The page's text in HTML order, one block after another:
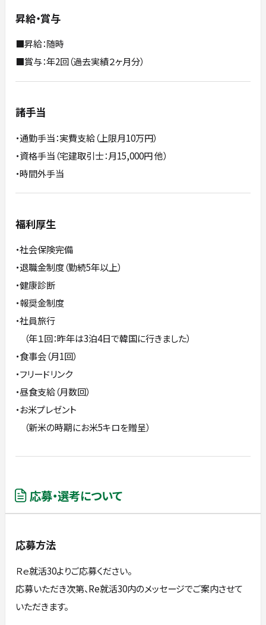
昇給・賞与
■昇給：随時
■賞与：年2回（過去実績２ヶ月分）
諸手当
・通勤手当：実費支給（上限月10万円）
・資格手当（宅建取引士：月15,000円 他）
・時間外手当
福利厚生
・社会保険完備
・退職金制度（勤続5年以上）
・健康診断
・報奨金制度
・社員旅行
（年１回：昨年は3泊4日で韓国に行きました）
・食事会（月1回）
・フリードリンク
・昼食支給（月数回）
・お米プレゼント
（新米の時期にお米5キロを贈呈）
応募・選考について
応募方法
Ｒｅ就活30よりご応募ください。
応募いただき次第、Re就活30内のメッセージでご案内させて
いただきます。